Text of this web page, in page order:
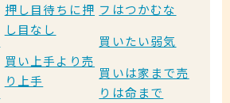
押し目待ちに押
し目なし
買い上手より売
り上手
フはつかむな
買いたい弱気
買いは家まで売
りは命まで